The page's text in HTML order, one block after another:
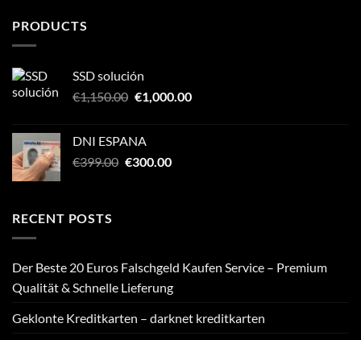
PRODUCTS
SSD solución
€1,150.00 Original
€1,150.00.
€1,000.00Current
DNI ESPANA
€399.00 Original
€300.00Current
RECENT POSTS
Der Beste 20 Euros Falschgeld Kaufen Service – Premium
Qualität & Schnelle Lieferung
Geklonte Kreditkarten – darknet kreditkarten